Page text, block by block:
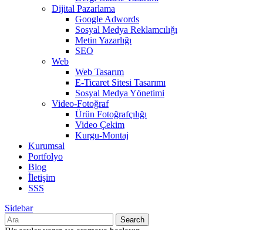
Dijital Pazarlama
Google Adwords
Sosyal Medya Reklamcılığı
Metin Yazarlığı
SEO
Web
Web Tasarım
E-Ticaret Sitesi Tasarımı
Sosyal Medya Yönetimi
Video-Fotoğraf
Ürün Fotoğrafçılığı
Video Çekim
Kurgu-Montaj
Kurumsal
Portfolyo
Blog
İletişim
SSS
Sidebar
Search